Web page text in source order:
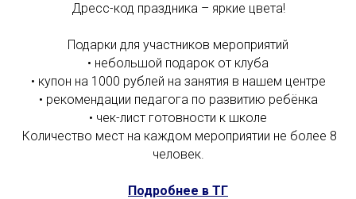
Дресс-код праздника – яркие цвета!
Подарки для участников мероприятий
• небольшой подарок от клуба
• купон на 1000 рублей на занятия в нашем центре
• рекомендации педагога по развитию ребёнка
• чек-лист готовности к школе
Количество мест на каждом мероприятии не более 8
человек.
Подробнее в ТГ